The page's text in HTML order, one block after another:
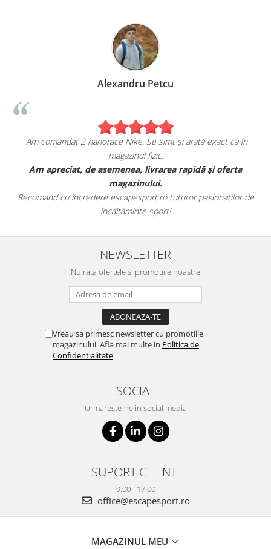
Alexandru Petcu
Am comandat 2 hanorace Nike. Se simt și arată exact ca în
magazinul fizic.
Am apreciat, de asemenea, livrarea rapidă și oferta
magazinului.
Recomand cu încredere escapesport.ro tuturor pasionaților de
încălțăminte sport!
NEWSLETTER
Nu rata ofertele si promotiile noastre
Vreau sa primesc newsletter cu promotiile
magazinului. Afla mai multe in Politica de
Confidentialitate
SOCIAL
Urmareste-ne in social media
SUPORT CLIENTI
9:00 - 17:00
office@escapesport.ro
MAGAZINUL MEU